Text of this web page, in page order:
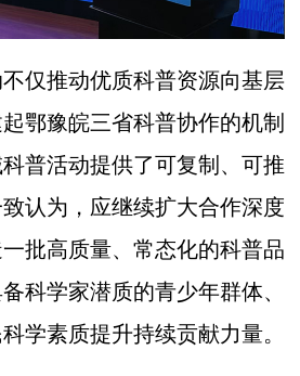
推动优质科普资源向基层
鄂豫皖三省科普协作的机制
普活动提供了可复制、可推
认为，应继续扩大合作深度
批高质量、常态化的科普品
科学家潜质的青少年群体、
学素质提升持续贡献力量。